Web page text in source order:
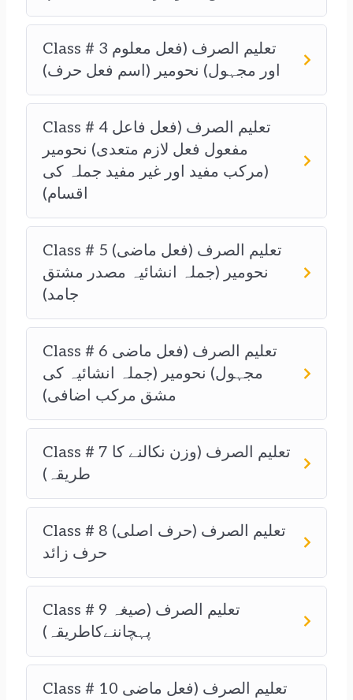
Class # 3 تعلیم الصرف (فعل معلوم
اور مجہول) نحومیر (اسم فعل حرف)
Class # 4 تعلیم الصرف (فعل فاعل
مفعول فعل لازم متعدی) نحومیر
(مرکب مفید اور غیر مفید جملہ کی
اقسام)
Class # 5 تعلیم الصرف (فعل ماضی)
نحومیر (جملہ انشائیہ مصدر مشتق
جامد)
Class # 6 تعلیم الصرف (فعل ماضی
مجہول) نحومیر (جملہ انشائیہ کی
مشق مرکب اضافی)
Class # 7 تعلیم الصرف (وزن نکالنے کا
طریقہ)
Class # 8 (تعلیم الصرف (حرف اصلی
حرف زائد
Class # 9 تعلیم الصرف (صیغہ
پہچاننےکاطریقہ)
Class # 10 تعلیم الصرف (فعل ماضی